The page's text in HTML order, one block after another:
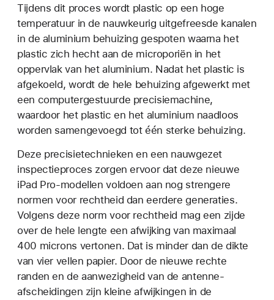
Tijdens dit proces wordt plastic op een hoge
temperatuur in de nauwkeurig uitgefreesde kanalen
in de aluminium behuizing gespoten waarna het
plastic zich hecht aan de microporiën in het
oppervlak van het aluminium. Nadat het plastic is
afgekoeld, wordt de hele behuizing afgewerkt met
een computergestuurde precisiemachine,
waardoor het plastic en het aluminium naadloos
worden samengevoegd tot één sterke behuizing.
Deze precisietechnieken en een nauwgezet
inspectieproces zorgen ervoor dat deze nieuwe
iPad Pro-modellen voldoen aan nog strengere
normen voor rechtheid dan eerdere generaties.
Volgens deze norm voor rechtheid mag een zijde
over de hele lengte een afwijking van maximaal
400 microns vertonen. Dat is minder dan de dikte
van vier vellen papier. Door de nieuwe rechte
randen en de aanwezigheid van de antenne-
afscheidingen zijn kleine afwijkingen in de